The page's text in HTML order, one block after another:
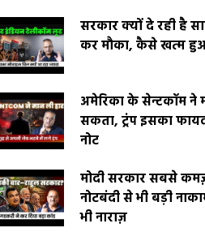
सरकार क्यों दे रही है
कर मौका, कैसे खत्म
अमेरिका के सेन्टकॉम ने
सकता, ट्रंप इसका
नोट
मोदी सरकार सबसे
नोटबंदी से भी बड़ी
भी नाराज़